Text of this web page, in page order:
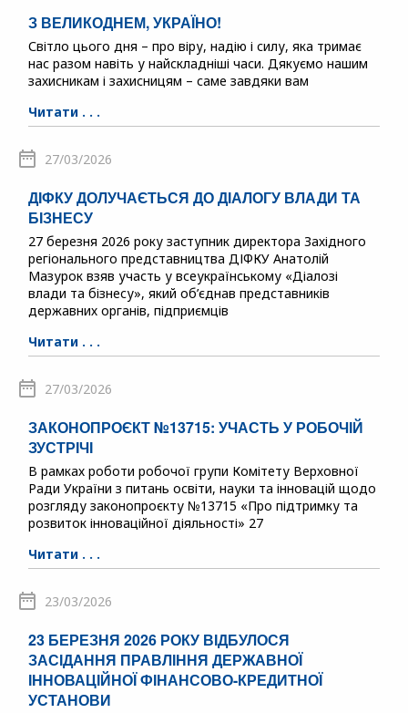
З ВЕЛИКОДНЕМ, УКРАЇНО!
Світло цього дня – про віру, надію і силу, яка тримає
нас разом навіть у найскладніші часи. Дякуємо нашим
захисникам і захисницям – саме завдяки вам
Читати . . .
27/03/2026
ДІФКУ ДОЛУЧАЄТЬСЯ ДО ДІАЛОГУ ВЛАДИ ТА
БІЗНЕСУ
27 березня 2026 року заступник директора Західного
регіонального представництва ДІФКУ Анатолій
Мазурок взяв участь у всеукраїнському «Діалозі
влади та бізнесу», який об’єднав представників
державних органів, підприємців
Читати . . .
27/03/2026
ЗАКОНОПРОЄКТ №13715: УЧАСТЬ У РОБОЧІЙ
ЗУСТРІЧІ
В рамках роботи робочої групи Комітету Верховної
Ради України з питань освіти, науки та інновацій щодо
розгляду законопроєкту №13715 «Про підтримку та
розвиток інноваційної діяльності» 27
Читати . . .
23/03/2026
23 БЕРЕЗНЯ 2026 РОКУ ВІДБУЛОСЯ
ЗАСІДАННЯ ПРАВЛІННЯ ДЕРЖАВНОЇ
ІННОВАЦІЙНОЇ ФІНАНСОВО-КРЕДИТНОЇ
УСТАНОВИ